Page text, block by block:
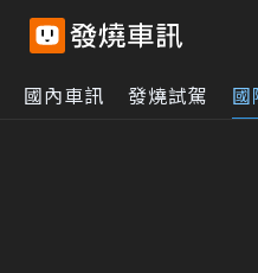
國內車訊 發燒試駕 國